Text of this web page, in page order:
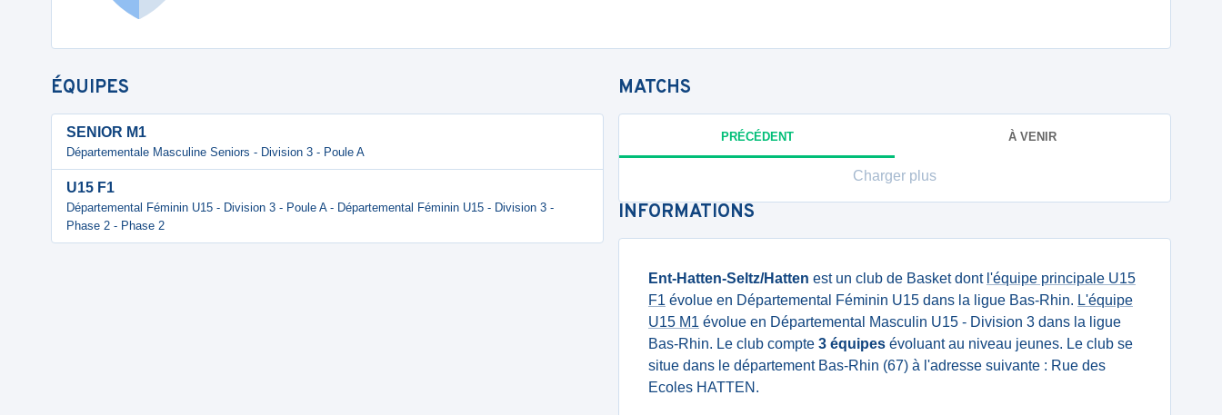
ÉQUIPES
SENIOR M1
Départementale Masculine Seniors - Division 3 - Poule A
U15 F1
Départemental Féminin U15 - Division 3 - Poule A - Départemental Féminin U15 - Division 3 -
Phase 2 - Phase 2
MATCHS
PRÉCÉDENT À VENIR
Charger plus
INFORMATIONS
Ent-Hatten-Seltz/Hatten est un club de Basket dont l'équipe principale U15
F1 évolue en Départemental Féminin U15 dans la ligue Bas-Rhin. L'équipe
U15 M1 évolue en Départemental Masculin U15 - Division 3 dans la ligue
Bas-Rhin. Le club compte 3 équipes évoluant au niveau jeunes. Le club se
situe dans le département Bas-Rhin (67) à l'adresse suivante : Rue des
Ecoles HATTEN.